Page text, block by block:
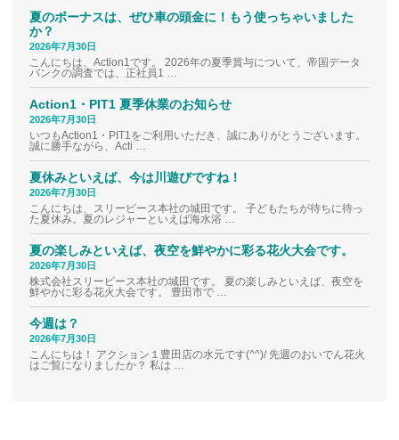
夏のボーナスは、ぜひ車の頭金に！もう使っちゃいました
か？
2026年7月30日
こんにちは、Action1です。 2026年の夏季賞与について、帝国データ
バンクの調査では、正社員1 …
Action1・PIT1 夏季休業のお知らせ
2026年7月30日
いつもAction1・PIT1をご利用いただき、誠にありがとうございます。
誠に勝手ながら、Acti …
夏休みといえば、今は川遊びですね！
2026年7月30日
こんにちは、スリーピース本社の城田です。 子どもたちが待ちに待っ
た夏休み。夏のレジャーといえば海水浴 …
夏の楽しみといえば、夜空を鮮やかに彩る花火大会です。
2026年7月30日
株式会社スリーピース本社の城田です。 夏の楽しみといえば、夜空を
鮮やかに彩る花火大会です。 豊田市で …
今週は？
2026年7月30日
こんにちは！ アクション１豊田店の水元です(^^)/ 先週のおいでん花火
はご覧になりましたか？ 私は …